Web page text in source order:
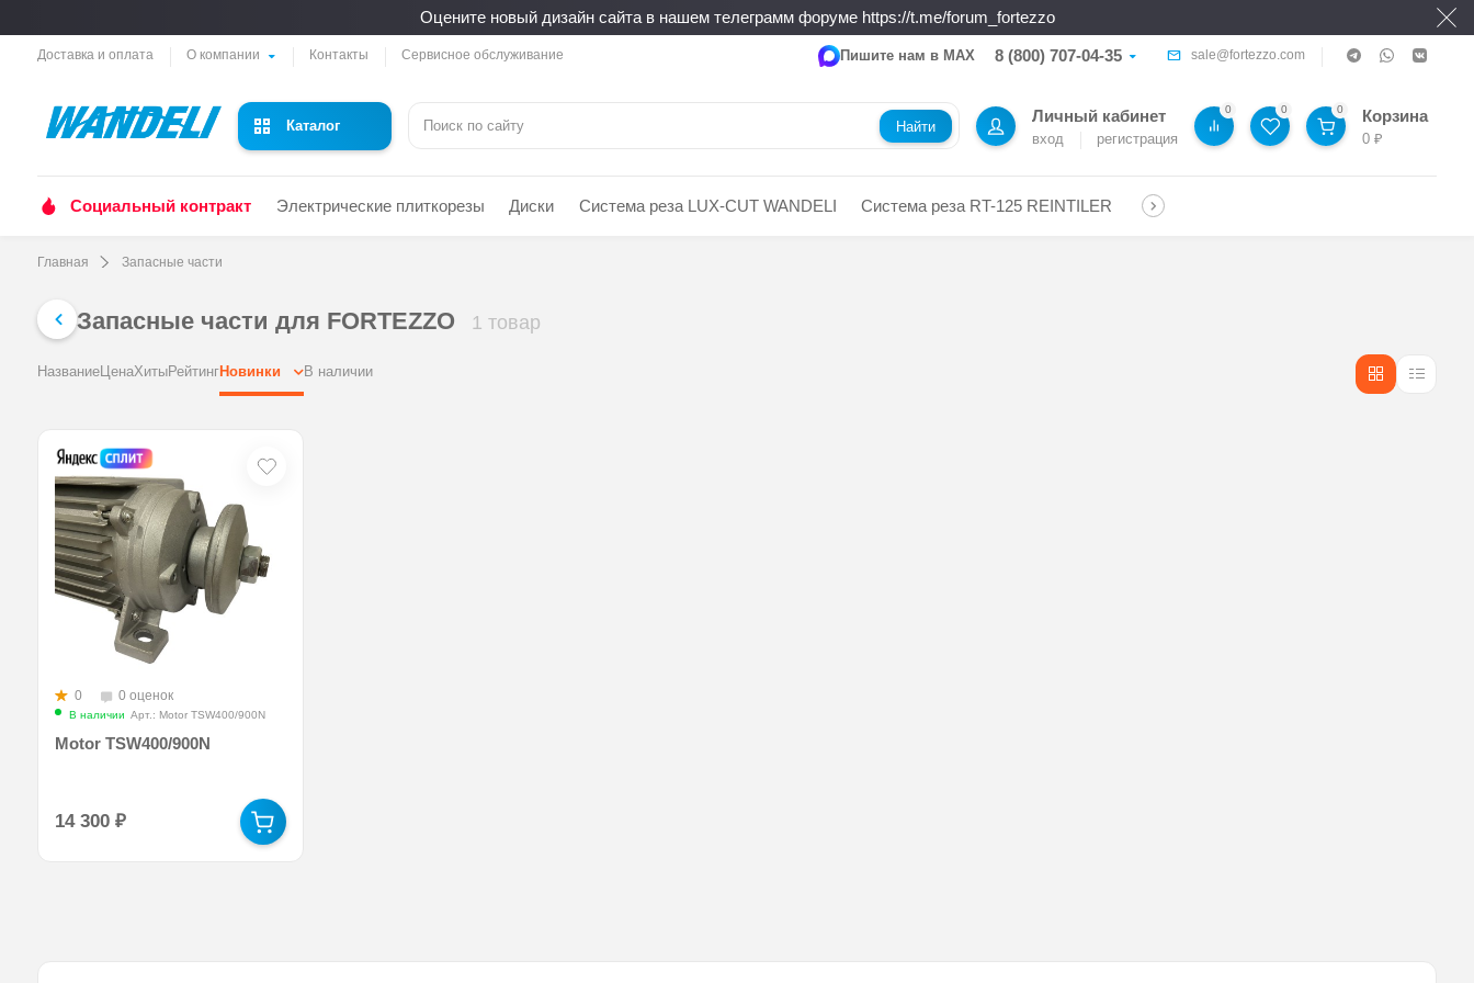
Оцените новый дизайн сайта в нашем телеграмм форуме https://t.me/forum_fortezzo
Доставка и оплата О компании Контакты Сервисное обслуживание Пишите нам в MAX 8 (800) 707-04-35 sale@fortezzo.com
Каталог Найти
Личный кабинет
вход регистрация
0 0 0 Корзина
0₽
Социальный контракт Электрические плиткорезы Диски Система реза LUX-CUT WANDELI Система реза RT-125 REINTILER
Главная Запасные части
Запасные части для FORTEZZO 1 товар
НазваниеЦенаХитыРейтингНовинки В наличии
0 0 оценок
В наличии Арт.: Motor TSW400/900N
Motor TSW400/900N
14 300₽